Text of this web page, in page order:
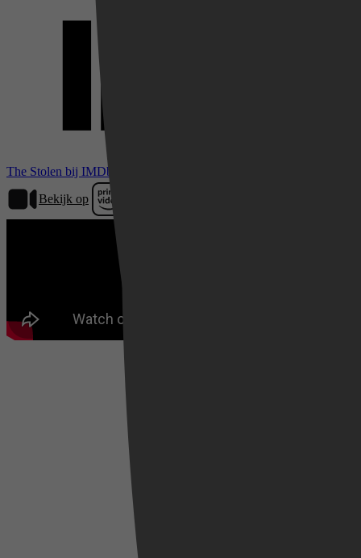
The Stolen bij IMDb
Bekijk op